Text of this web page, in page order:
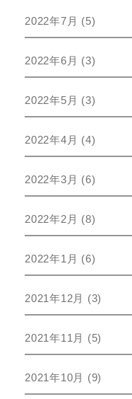
2022年7月 (5)
2022年6月 (3)
2022年5月 (3)
2022年4月 (4)
2022年3月 (6)
2022年2月 (8)
2022年1月 (6)
2021年12月 (3)
2021年11月 (5)
2021年10月 (9)